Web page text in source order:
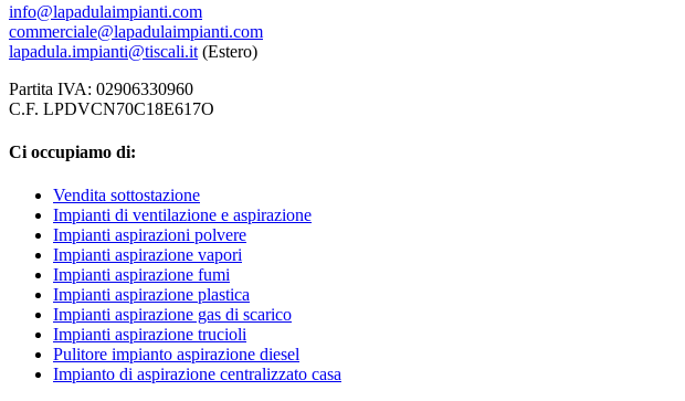
info@lapadulaimpianti.com
commerciale@lapadulaimpianti.com
lapadula.impianti@tiscali.it (Estero)
Partita IVA: 02906330960
C.F. LPDVCN70C18E617O
Ci occupiamo di:
Vendita sottostazione
Impianti di ventilazione e aspirazione
Impianti aspirazioni polvere
Impianti aspirazione vapori
Impianti aspirazione fumi
Impianti aspirazione plastica
Impianti aspirazione gas di scarico
Impianti aspirazione trucioli
Pulitore impianto aspirazione diesel
Impianto di aspirazione centralizzato casa